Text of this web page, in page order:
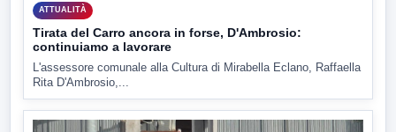
ATTUALITÀ
Tirata del Carro ancora in forse, D'Ambrosio:
continuiamo a lavorare
L'assessore comunale alla Cultura di Mirabella Eclano, Raffaella
Rita D'Ambrosio,...